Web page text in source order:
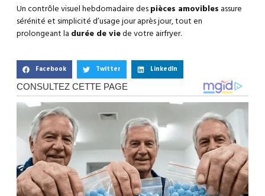
Un contrôle visuel hebdomadaire despièces amovibles assure
sérénité et simplicité d’usage jour après jour, tout en
prolongeant la durée de viede votre airfryer.
Facebook Twitter LinkedIn